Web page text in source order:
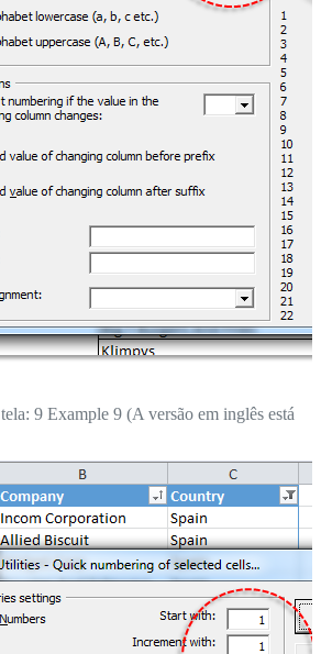
9 Example 9 (A versão em inglês está